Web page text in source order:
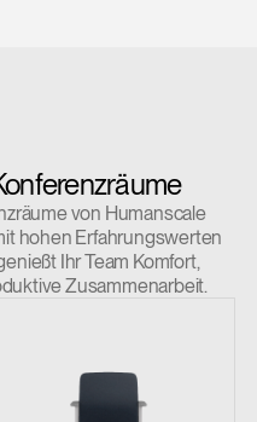
von Humanscale
hohen Erfahrungswerten
Ihr Team Komfort,
Zusammenarbeit.